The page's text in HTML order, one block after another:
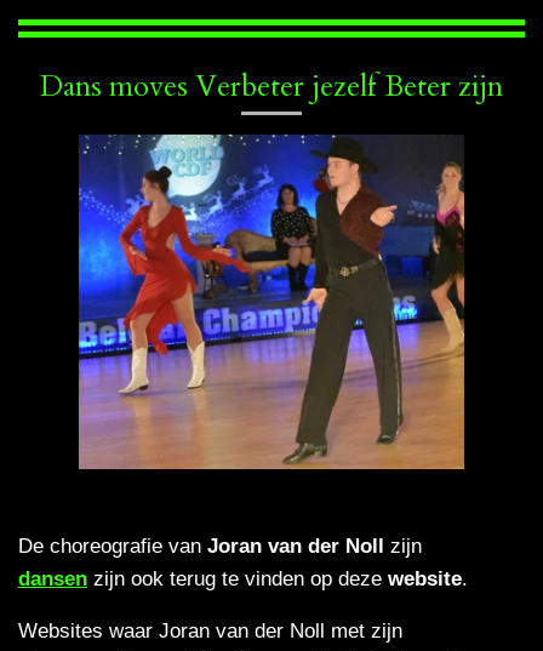
Dans moves Verbeter jezelf Beter zijn
De choreografie van Joran van der Noll zijn
dansen zijn ook terug te vinden op deze website.
Websites waar Joran van der Noll met zijn